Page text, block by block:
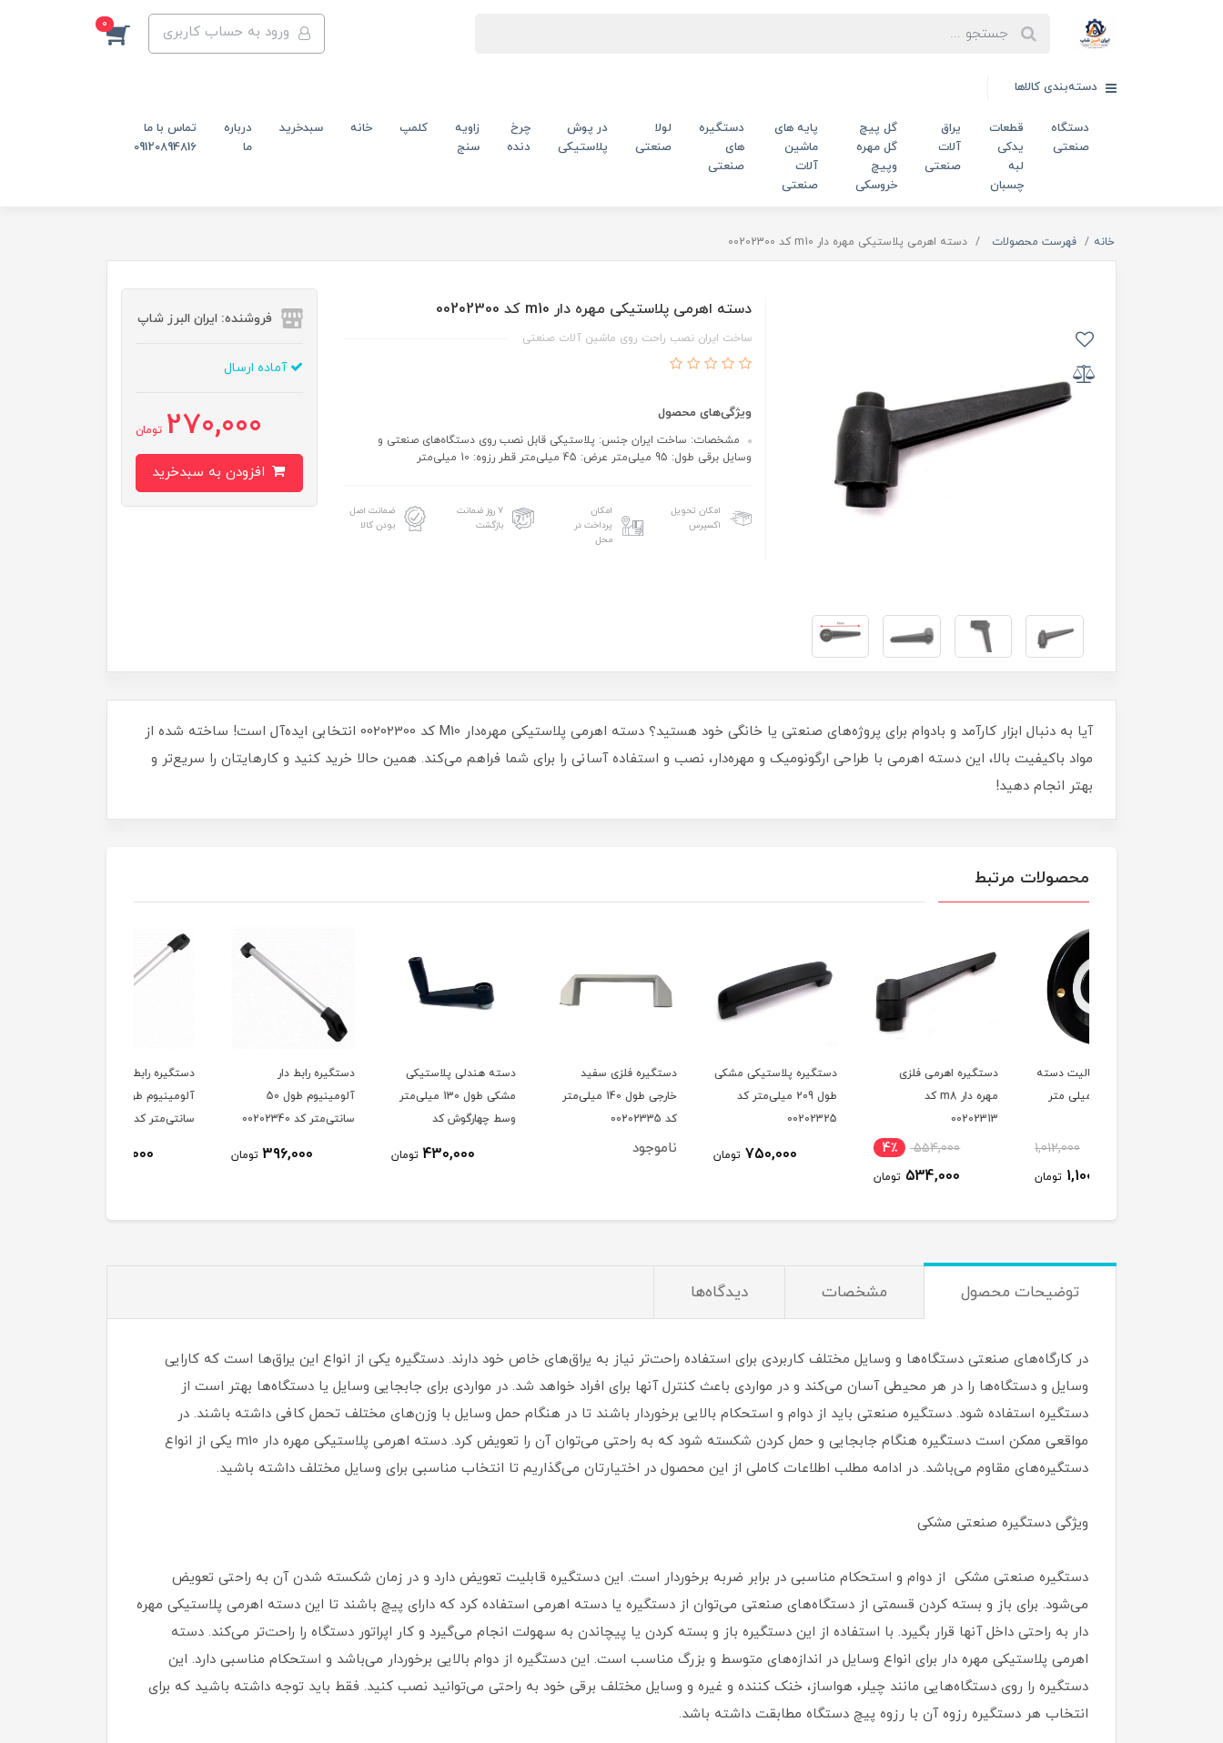
ورود به حساب کاربری 0
دسته‌بندی کالاها
دستگاه
صنعتی
قطعات
یدکی
لبه
چسبان
یراق
آلات
صنعتی
گل پیچ
گل مهره
وپیچ
خروسکی
پایه های
ماشین
آلات
صنعتی
دستگیره
های
صنعتی
لولا
صنعتی
در پوش
پلاستیکی
چرخ
دنده
زاویه
سنج
کلمپ خانه سبدخرید
درباره
ما
تماس با ما
09120894816
خانه فهرست محصولات دسته اهرمی پلاستیکی مهره دار m10 کد 00202300
دسته اهرمی پلاستیکی مهره دار m10 کد 00202300
ساخت ایران نصب راحت روی ماشین آلات صنعتی
ویژگی‌های محصول
مشخصات: ساخت ایران جنس: پلاستیکی قابل نصب روی دستگاه‌های صنعتی و
وسایل برقی طول: 95 میلی‌متر عرض: 45 میلی‌متر قطر رزوه: 10 میلی‌متر
امکان تحویل
اکسپرس
امکان
پرداخت در
محل
۷ روز ضمانت
بازگشت
ضمانت اصل
بودن کالا
فروشنده: ایران البرز شاپ
آماده ارسال
270,000 تومان
آیا به دنبال ابزار کارآمد و بادوام برای پروژه‌های صنعتی یا خانگی خود هستید؟ دسته اهرمی پلاستیکی مهره‌دار M10 کد 00202300 انتخابی ایده‌آل است! ساخته شده از
مواد باکیفیت بالا، این دسته اهرمی با طراحی ارگونومیک و مهره‌دار، نصب و استفاده آسانی را برای شما فراهم می‌کند. همین حالا خرید کنید و کارهایتان را سریع‌تر و
بهتر انجام دهید!
محصولات مرتبط
دستگیره اهرمی فلزی
554,000 4٪
534,000 تومان
دستگیره پلاستیکی مشکی
طول 209 میلی‌متر کد
750,000 تومان
دستگیره فلزی سفید
خارجی طول 140 میلی‌متر
ناموجود
دسته هندلی پلاستیکی
مشکی طول 130 میلی‌متر
وسط چهارگوش کد
تومان
دستگیره رابط دار
آلومینیوم طول 50
سانتی‌متر کد 00202340
تومان
آلومینیوم طول 40
سانتی‌متر کد 00202340
389,000 تومان
توضیحات محصول مشخصات دیدگاه‌ها
در کارگاه‌های صنعتی دستگاه‌ها و وسایل مختلف کاربردی برای استفاده راحت‌تر نیاز به یراق‌های خاص خود دارند. دستگیره یکی از انواع این یراق‌ها است که کارایی
وسایل و دستگاه‌ها را در هر محیطی آسان می‌کند و در مواردی باعث کنترل آنها برای افراد خواهد شد. در مواردی برای جابجایی وسایل یا دستگاه‌ها بهتر است از
دستگیره استفاده شود. دستگیره صنعتی باید از دوام و استحکام بالایی برخوردار باشند تا در هنگام حمل وسایل با وزن‌های مختلف تحمل کافی داشته باشند. در
مواقعی ممکن است دستگیره هنگام جابجایی و حمل کردن شکسته شود که به راحتی می‌توان آن را تعویض کرد. دسته اهرمی پلاستیکی مهره دار m10 یکی از انواع
دستگیره‌های مقاوم می‌باشد. در ادامه مطلب اطلاعات کاملی از این محصول در اختیارتان می‌گذاریم تا انتخاب مناسبی برای وسایل مختلف داشته باشید.
ویژگی‌ دستگیره صنعتی مشکی
دستگیره صنعتی مشکی از دوام و استحکام مناسبی در برابر ضربه برخوردار است. این دستگیره قابلیت تعویض دارد و در زمان شکسته شدن آن به راحتی تعویض
می‌شود. برای باز و بسته کردن قسمتی از دستگاه‌های صنعتی می‌توان از دستگیره یا دسته اهرمی استفاده کرد که دارای پیچ باشند تا این دسته اهرمی پلاستیکی مهره
دار به راحتی داخل آنها قرار بگیرد. با استفاده از این دستگیره باز و بسته کردن یا پیچاندن به سهولت انجام می‌گیرد و کار اپراتور دستگاه را راحت‌تر می‌کند. دسته
اهرمی پلاستیکی مهره دار برای انواع وسایل در اندازه‌های متوسط و بزرگ مناسب است. این دستگیره از دوام بالایی برخوردار می‌باشد و استحکام مناسبی دارد. این
دستگیره را روی دستگاه‌هایی مانند چیلر، هواساز، خنک کننده و غیره و وسایل مختلف برقی خود به راحتی می‌توانید نصب کنید. فقط باید توجه داشته باشید که برای
انتخاب هر دستگیره رزوه آن با رزوه پیچ دستگاه مطابقت داشته باشد.